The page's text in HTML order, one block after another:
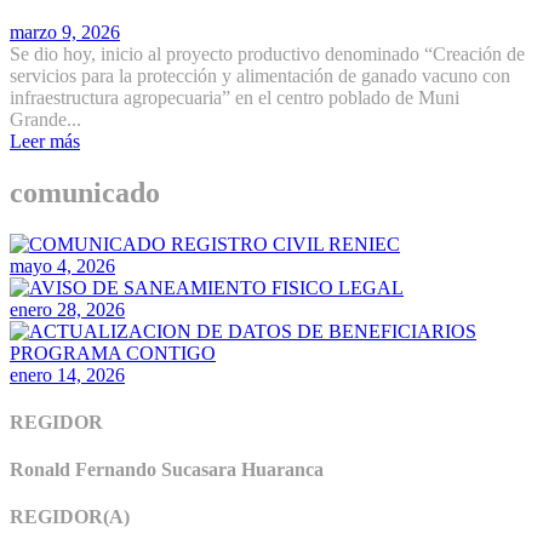
marzo 9, 2026
Se dio hoy, inicio al proyecto productivo denominado “Creación de
servicios para la protección y alimentación de ganado vacuno con
infraestructura agropecuaria” en el centro poblado de Muni
Grande...
Leer más
comunicado
mayo 4, 2026
enero 28, 2026
enero 14, 2026
REGIDOR
Ronald Fernando Sucasara Huaranca
REGIDOR(A)